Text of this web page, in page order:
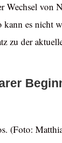
Wechsel
kann es nicht
zu der
(Foto: